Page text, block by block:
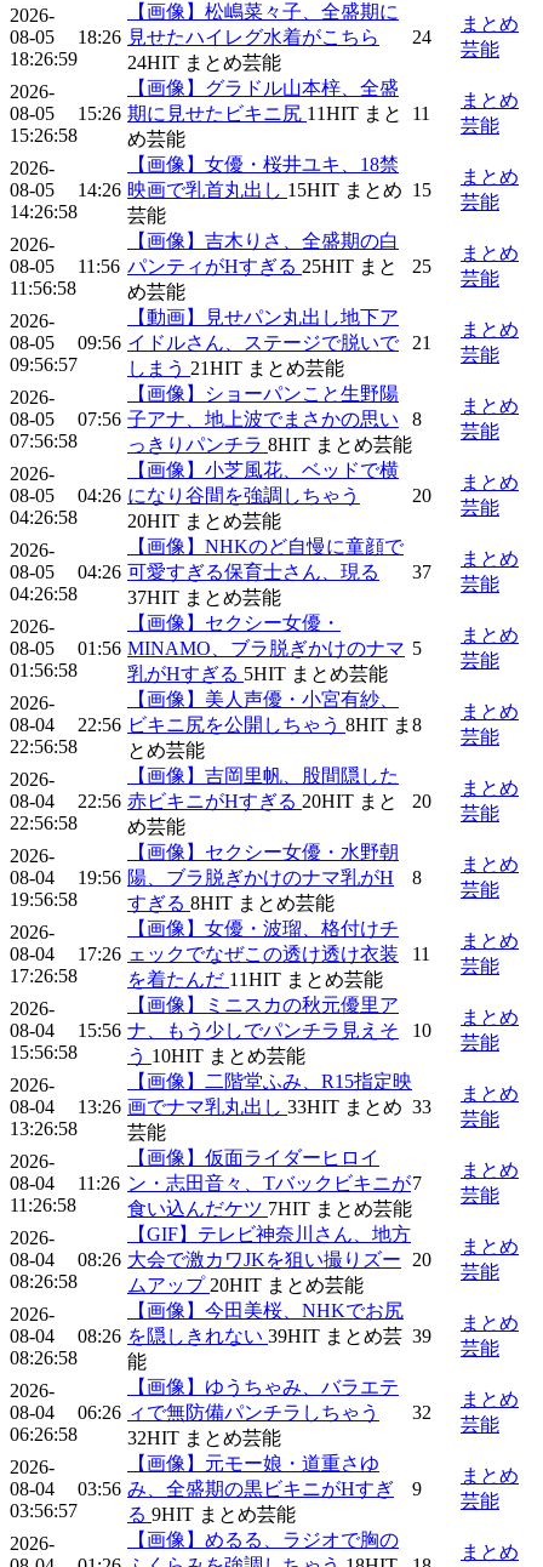
2026-
08-05
18:26:59
18:26
【画像】松嶋菜々子、全盛期に
見せたハイレグ水着がこちら
24HIT まとめ芸能
24
まとめ
芸能
2026-
08-05
15:26:58
15:26
【画像】グラドル山本梓、全盛
期に見せたビキニ尻 11HIT まと
め芸能
11
まとめ
芸能
2026-
08-05
14:26:58
14:26
【画像】女優・桜井ユキ、18禁
映画で乳首丸出し 15HIT まとめ
芸能
15
まとめ
芸能
2026-
08-05
11:56:58
11:56
【画像】吉木りさ、全盛期の白
パンティがHすぎる 25HIT まと
め芸能
25
まとめ
芸能
2026-
08-05
09:56:57
09:56
【動画】見せパン丸出し地下ア
イドルさん、ステージで脱いで
しまう 21HIT まとめ芸能
21
まとめ
芸能
2026-
08-05
07:56:58
07:56
【画像】ショーパンこと生野陽
子アナ、地上波でまさかの思い
っきりパンチラ 8HIT まとめ芸能
8
まとめ
芸能
2026-
08-05
04:26:58
04:26
【画像】小芝風花、ベッドで横
になり谷間を強調しちゃう
20HIT まとめ芸能
20
まとめ
芸能
2026-
08-05
04:26:58
04:26
【画像】NHKのど自慢に童顔で
可愛すぎる保育士さん、現る
37HIT まとめ芸能
37
まとめ
芸能
2026-
08-05
01:56:58
01:56
【画像】セクシー女優・
MINAMO、ブラ脱ぎかけのナマ
乳がHすぎる 5HIT まとめ芸能
5
まとめ
芸能
2026-
08-04
22:56:58
22:56
【画像】美人声優・小宮有紗、
ビキニ尻を公開しちゃう 8HIT ま
とめ芸能
8
まとめ
芸能
2026-
08-04
22:56:58
22:56
【画像】吉岡里帆、股間隠した
赤ビキニがHすぎる 20HIT まと
め芸能
20
まとめ
芸能
2026-
08-04
19:56:58
19:56
【画像】セクシー女優・水野朝
陽、ブラ脱ぎかけのナマ乳がH
すぎる 8HIT まとめ芸能
8
まとめ
芸能
2026-
08-04
17:26:58
17:26
【画像】女優・波瑠、格付けチ
ェックでなぜこの透け透け衣装
を着たんだ 11HIT まとめ芸能
11
まとめ
芸能
2026-
08-04
15:56:58
15:56
【画像】ミニスカの秋元優里ア
ナ、もう少しでパンチラ見えそ
う 10HIT まとめ芸能
10
まとめ
芸能
2026-
08-04
13:26:58
13:26
【画像】二階堂ふみ、R15指定映
画でナマ乳丸出し 33HIT まとめ
芸能
33
まとめ
芸能
2026-
08-04
11:26:58
11:26
【画像】仮面ライダーヒロイ
ン・志田音々、Tバックビキニが
食い込んだケツ 7HIT まとめ芸能
7
まとめ
芸能
2026-
08-04
08:26:58
08:26
【GIF】テレビ神奈川さん、地方
大会で激カワJKを狙い撮りズー
ムアップ20HIT まとめ芸能
20
まとめ
芸能
2026-
08-04
08:26:58
08:26
【画像】今田美桜、NHKでお尻
を隠しきれない 39HIT まとめ芸
能
39
まとめ
芸能
2026-
08-04
06:26:58
06:26
【画像】ゆうちゃみ、バラエテ
ィで無防備パンチラしちゃう
32HIT まとめ芸能
32
まとめ
芸能
2026-
08-04
03:56:57
03:56
【画像】元モー娘・道重さゆ
み、全盛期の黒ビキニがHすぎ
る 9HIT まとめ芸能
9
まとめ
芸能
2026-
【画像】めるる、ラジオで胸の
まとめ